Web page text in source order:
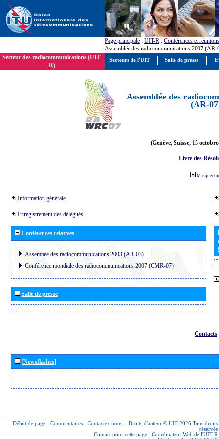
Page principale : UIT-R : Conférences et réunions
Assemblée des radiocommunications 2007 (AR-
Secteur des radiocommunications (UIT-
R)
Assemblée des
(AR-
(Genève, Suisse, 15
Livre des
Masquer
Information générale
Enregistrement des délégués
Conférences relatives
Assembée des radiocommunications 2003 (AR-03)
Conférence mondiale des radiocommunications 2007 (CMR-07)
Salle de presse
Contacts
[Newsflashes]
Début de page - Commentaires - Contactez-nous - Droits d'auteur © UIT 2026 Tous droits
réservés
Contact pour cette page : Coordinateur Web de l'UIT-R
Secteurs de l'UIT Salle de presse